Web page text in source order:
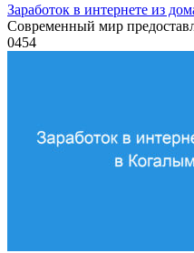
Заработок в интернете из
Современный мир
0454